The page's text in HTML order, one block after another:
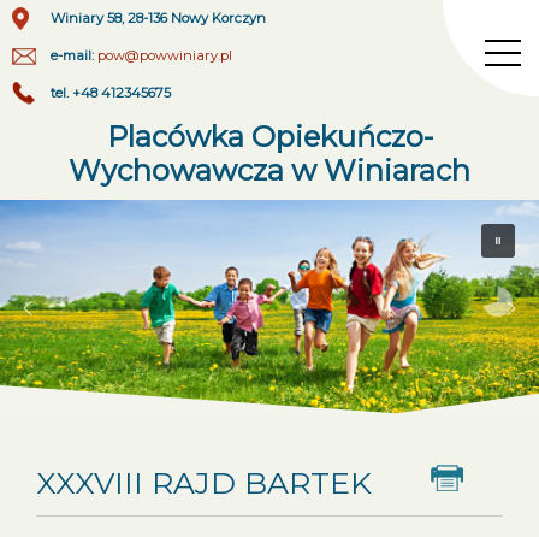
Winiary 58, 28-136 Nowy Korczyn
e-mail: pow@powwiniary.pl
tel. +48 412345675
Placówka Opiekuńczo-
Wychowawcza w Winiarach
XXXVIII RAJD BARTEK